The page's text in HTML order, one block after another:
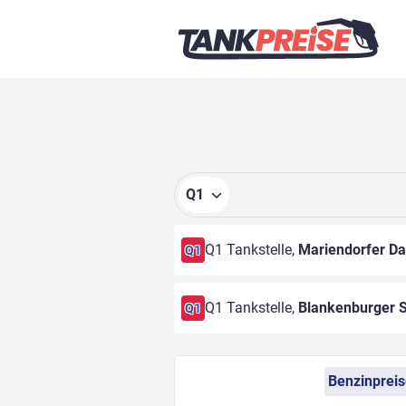
Q1
Q1 Q1 Tankstelle, Mariendorfer
Q1 Q1 Tankstelle, Blankenburger